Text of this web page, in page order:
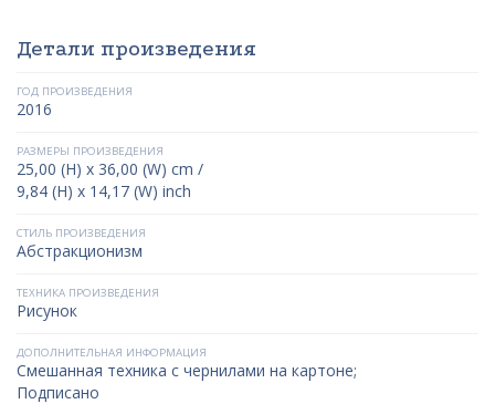
Детали произведения
ГОД ПРОИЗВЕДЕНИЯ
2016
РАЗМЕРЫ ПРОИЗВЕДЕНИЯ
25,00 (H) x 36,00 (W) cm /
9,84 (H) x 14,17 (W) inch
СТИЛЬ ПРОИЗВЕДЕНИЯ
Абстракционизм
ТЕХНИКА ПРОИЗВЕДЕНИЯ
Рисунок
ДОПОЛНИТЕЛЬНАЯ ИНФОРМАЦИЯ
Смешанная техника с чернилами на картоне;
Подписано